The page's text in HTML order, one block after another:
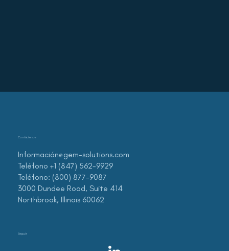
Contáctenos
Información@gem-solutions.com
Teléfono +1 (847) 562-9929
Teléfono: (800) 877-9087
3000 Dundee Road, Suite 414
Northbrook, Illinois 60062
Seguir